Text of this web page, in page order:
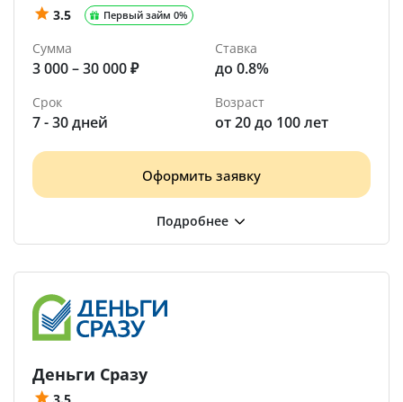
3.5 Первый займ 0%
Сумма
3 000 – 30 000 ₽
Ставка
до 0.8%
Срок
7 - 30 дней
Возраст
от 20 до 100 лет
Оформить заявку
Деньги Сразу